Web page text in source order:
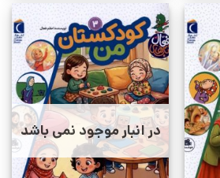
در انبار موجود نمی باشد